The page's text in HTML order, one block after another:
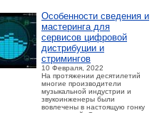
Особенности сведения и
мастеринга для
сервисов цифровой
дистрибуции и
стримингов
10 Февраля, 2022
На протяжении десятилетий
многие производители
музыкальной индустрии и
звукоинженеры были
вовлечены в настоящую гонку